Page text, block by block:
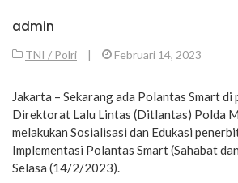
admin
TNI / Polri | Februari 14, 2023
Jakarta – Sekarang ada Polantas Smart di
Direktorat Lalu Lintas (Ditlantas) Polda
melakukan Sosialisasi dan Edukasi
Implementasi Polantas Smart (Sahabat
Selasa (14/2/2023).